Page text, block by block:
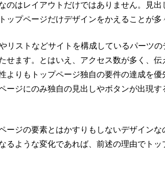
のはレイアウトだけではありません。見出
ップページだけデザインをかえることが多
リストなどサイトを構成しているパーツの
せます。とはいえ、アクセス数が多く、伝
よりもトップページ独自の要件の達成を優
ージにのみ独自の見出しやボタンが出現す
ージの要素とはかすりもしないデザインな
るような変化であれば、前述の理由でトッ